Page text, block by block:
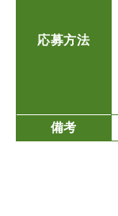
応募方法
備考